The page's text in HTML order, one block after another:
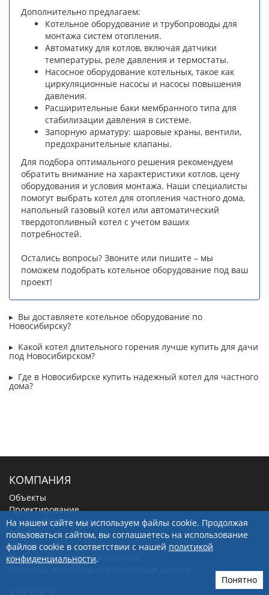
Дополнительно предлагаем:
Котельное оборудование и трубопроводы для
монтажа систем отопления.
Автоматику для котлов, включая датчики
температуры, реле давления и термостаты.
Насосное оборудование котельных, такое как
циркуляционные насосы и насосы повышения
давления.
Расширительные баки мембранного типа для
стабилизации давления в системе.
Запорную арматуру: шаровые краны, вентили,
предохранительные клапаны.
Для подбора оптимального решения рекомендуем
обратить внимание на характеристики котлов, цену
оборудования и условия монтажа. Наши специалисты
помогут выбрать котел для отопления частного дома,
напольный газовый котел или автоматический
твердотопливный котел с учетом ваших
потребностей.
Остались вопросы? Звоните или пишите – мы
поможем подобрать котельное оборудование под ваш
проект!
Вы доставляете котельное оборудование по
Новосибирску?
Какой котел длительного горения лучше купить для дачи
под Новосибирском?
Где в Новосибирске купить надежный котел для частного
дома?
КОМПАНИЯ
Объекты
Проектирование
Строительство и монтаж
Сервис
Контакты
Политика конфиденциальности
На нашем сайте мы используем файлы cookie. Продолжая
пользоваться сайтом, вы соглашаетесь на использование
файлов cookie в соответствии с нашей политикой
конфиденциальности.
Понятно